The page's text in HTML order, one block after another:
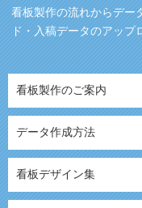
看板製作の流れからデー
ド・入稿データのアッ
看板製作のご案内
データ作成方法
看板デザイン集